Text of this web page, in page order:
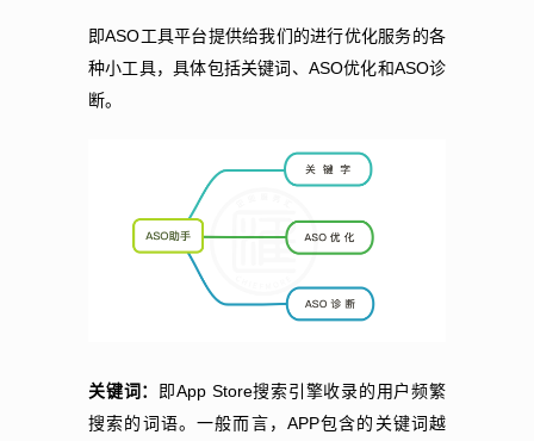
即ASO工具平台提供给我们的进行优化服务的各
种小工具，具体包括关键词、 ASO优化和ASO诊
断。
关键词： 即App Store搜索引擎收录的用户频繁
搜索的词语。一般而言， APP包含的关键词越